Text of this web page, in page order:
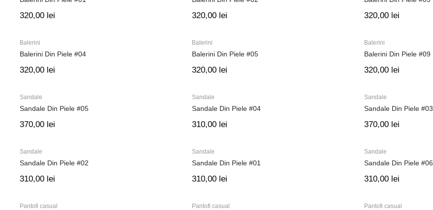
320,00 lei 320,00 lei 320,00 lei
Balerini
Balerini Din Piele #04
320,00 lei
Balerini
Balerini Din Piele #05
320,00 lei
Balerini
Balerini Din Piele #09
320,00 lei
Sandale
Sandale Din Piele #05
370,00 lei
Sandale
Sandale Din Piele #04
310,00 lei
Sandale
Sandale Din Piele #03
370,00 lei
Sandale
Sandale Din Piele #02
310,00 lei
Sandale
Sandale Din Piele #01
310,00 lei
Sandale
Sandale Din Piele #06
310,00 lei
Pantofi casual Pantofi casual Pantofi casual